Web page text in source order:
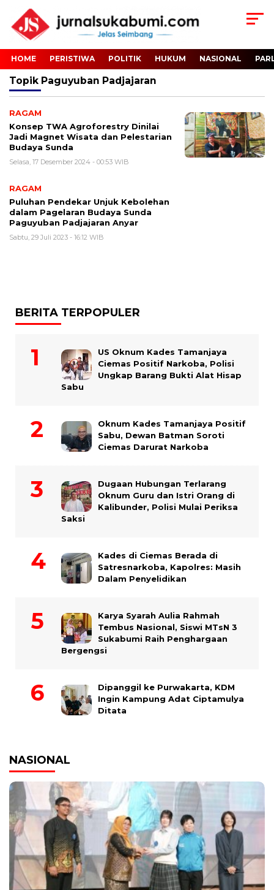
HOME PERISTIWA POLITIK HUKUM NASIONAL
Topik Paguyuban Padjajaran
RAGAM
Konsep TWA Agroforestry Dinilai
Jadi Magnet Wisata dan Pelestarian
Budaya Sunda
Selasa, 17 Desember 2024 - 00:53 WIB
RAGAM
Puluhan Pendekar Unjuk Kebolehan
dalam Pagelaran Budaya Sunda
Paguyuban Padjajaran Anyar
Sabtu, 29 Juli 2023 - 16:12 WIB
BERITA TERPOPULER
US Oknum Kades Tamanjaya
Ciemas Positif Narkoba, Polisi
Ungkap Barang Bukti Alat Hisap
Sabu
Oknum Kades Tamanjaya Positif
Sabu, Dewan Batman Soroti
Ciemas Darurat Narkoba
Dugaan Hubungan Terlarang
Oknum Guru dan Istri Orang di
Kalibunder, Polisi Mulai Periksa
Saksi
Kades di Ciemas Berada di
Satresnarkoba, Kapolres: Masih
Dalam Penyelidikan
Karya Syarah Aulia Rahmah
Tembus Nasional, Siswi MTsN 3
Sukabumi Raih Penghargaan
Bergengsi
Dipanggil ke Purwakarta, KDM
Ingin Kampung Adat Ciptamulya
Ditata
NASIONAL